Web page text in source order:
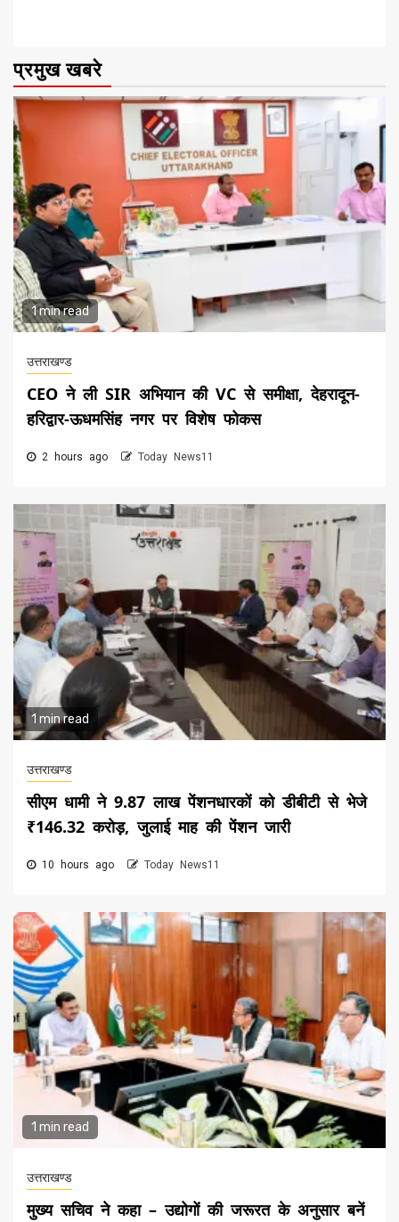
प्रमुख खबरे
1 min read
उत्तराखण्ड
CEO ने ली SIR अभियान की VC से समीक्षा, देहरादून-
हरिद्वार-ऊधमसिंह नगर पर विशेष फोकस
2 hours ago Today News11
1 min read
उत्तराखण्ड
सीएम धामी ने 9.87 लाख पेंशनधारकों को डीबीटी से भेजे
₹146.32 करोड़, जुलाई माह की पेंशन जारी
10 hours ago Today News11
1 min read
उत्तराखण्ड
मुख्य सचिव ने कहा – उद्योगों की जरूरत के अनुसार बनें